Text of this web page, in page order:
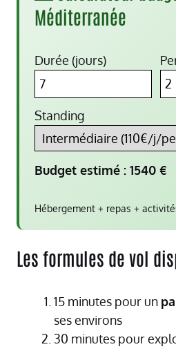
Méditerranée
Durée (jours)
Standing
Budget estimé : 1540 €
Hébergement + repas +
Les formules de vol
15 minutes pour un
ses environs
30 minutes pour